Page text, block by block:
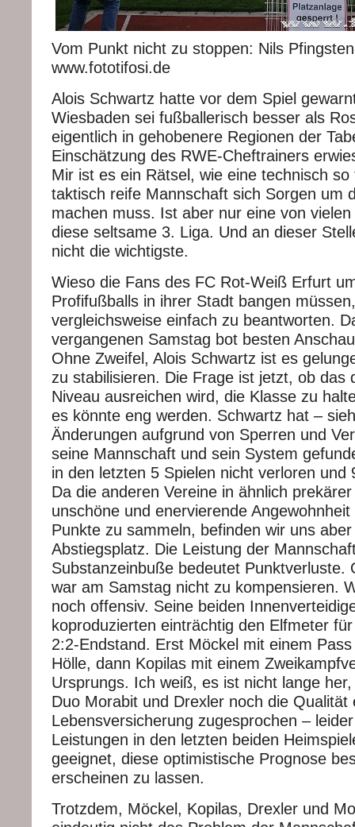
Vom Punkt nicht zu stoppen: Nils
www.fototifosi.de
Alois Schwartz hatte vor dem Spiel
Wiesbaden sei fußballerisch besser als
eigentlich in gehobenere Regionen der
Einschätzung des RWE-Cheftrainers
Mir ist es ein Rätsel, wie eine technisch
taktisch reife Mannschaft sich Sorgen um
machen muss. Ist aber nur eine von
diese seltsame 3. Liga. Und an dieser
nicht die wichtigste.
Wieso die Fans des FC Rot-Weiß Erfurt
Profifußballs in ihrer Stadt bangen
vergleichsweise einfach zu beantworten.
vergangenen Samstag bot besten
Ohne Zweifel, Alois Schwartz ist es
zu stabilisieren. Die Frage ist jetzt, ob das
Niveau ausreichen wird, die Klasse zu
es könnte eng werden. Schwartz hat –
Änderungen aufgrund von Sperren und
seine Mannschaft und sein System
in den letzten 5 Spielen nicht verloren und
Da die anderen Vereine in ähnlich
unschöne und enervierende
Punkte zu sammeln, befinden wir uns
Abstiegsplatz. Die Leistung der
Substanzeinbuße bedeutet Punktverluste.
war am Samstag nicht zu kompensieren.
noch offensiv. Seine beiden
koproduzierten einträchtig den Elfmeter
2:2-Endstand. Erst Möckel mit einem
Hölle, dann Kopilas mit einem
Ursprungs. Ich weiß, es ist nicht lange
Duo Morabit und Drexler noch die Qualität
Lebensversicherung zugesprochen –
Leistungen in den letzten beiden
geeignet, diese optimistische Prognose
erscheinen zu lassen.
Trotzdem, Möckel, Kopilas, Drexler und